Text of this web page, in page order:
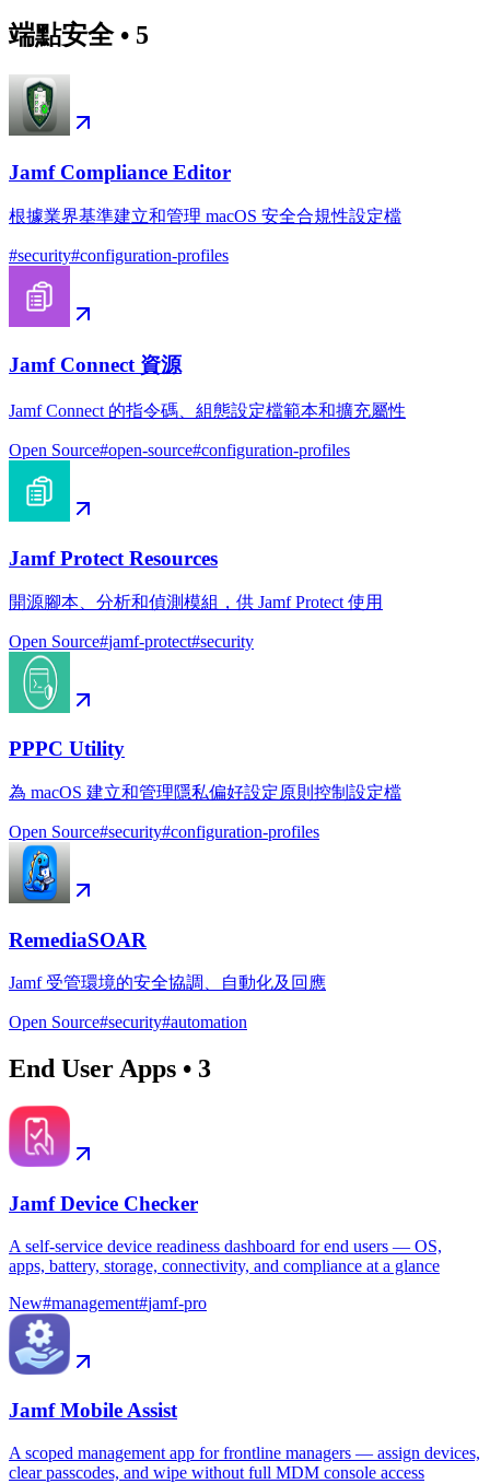
端點安全• 5
Jamf Compliance Editor
根據業界基準建立和管理 macOS 安全合規性設定檔
#security#configuration-profiles
Jamf Connect 資源
Jamf Connect 的指令碼、組態設定檔範本和擴充屬性
Open Source#open-source#configuration-profiles
Jamf Protect Resources
開源腳本、分析和偵測模組，供 Jamf Protect 使用
Open Source#jamf-protect#security
PPPC Utility
為 macOS 建立和管理隱私偏好設定原則控制設定檔
Open Source#security#configuration-profiles
RemediaSOAR
Jamf 受管環境的安全協調、自動化及回應
Open Source#security#automation
End User Apps • 3
Jamf Device Checker
A self-service device readiness dashboard for end users — OS,
apps, battery, storage, connectivity, and compliance at a glance
New#management#jamf-pro
Jamf Mobile Assist
A scoped management app for frontline managers — assign devices,
clear passcodes, and wipe without full MDM console access